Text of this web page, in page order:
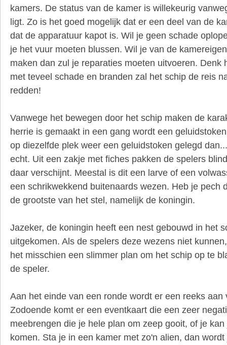
kamers. De status van de kamer is willekeurig
ligt. Zo is het goed mogelijk dat er een deel van de
dat de apparatuur kapot is. Wil je geen schade
je het vuur moeten blussen. Wil je van de
maken dan zul je reparaties moeten uitvoeren. Denk
met teveel schade en branden zal het schip de reis
redden!
Vanwege het bewegen door het schip maken de
herrie is gemaakt in een gang wordt een
op diezelfde plek weer een geluidstoken gelegd
echt. Uit een zakje met fiches pakken de spelers
daar verschijnt. Meestal is dit een larve of een
een schrikwekkend buitenaards wezen. Heb je pech
de grootste van het stel, namelijk de koningin.
Jazeker, de koningin heeft een nest gebouwd in het
uitgekomen. Als de spelers deze wezens niet
het misschien een slimmer plan om het schip op te
de speler.
Aan het einde van een ronde wordt er een reeks aan
Zodoende komt er een eventkaart die een zeer
meebrengen die je hele plan om zeep gooit, of je
komen. Sta je in een kamer met zo'n alien, dan